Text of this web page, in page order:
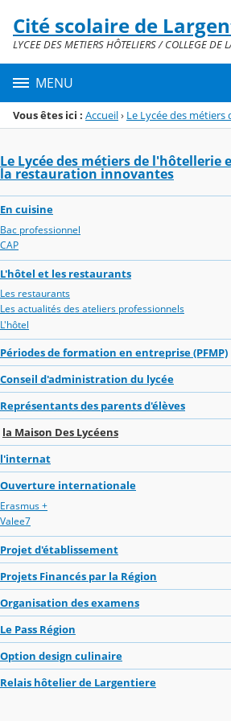
Menu de la rubrique
Contenu
Cité scolaire de
LYCEE DES METIERS HÔTELIERS / COLLEGE DE
MENU
Vous êtes ici : Accueil› Le Lycée des
Le Lycée des métiers de l'hôtellerie
la restauration innovantes
En cuisine
Bac professionnel
CAP
L'hôtel et les restaurants
Les restaurants
Les actualités des ateliers professionnels
L'hôtel
Périodes de formation en entreprise (PFMP)
Conseil d'administration du lycée
Représentants des parents d'élèves
la Maison Des Lycéens
l'internat
Ouverture internationale
Erasmus +
Valee7
Projet d'établissement
Projets Financés par la Région
Organisation des examens
Le Pass Région
Option design culinaire
Relais hôtelier de Largentiere